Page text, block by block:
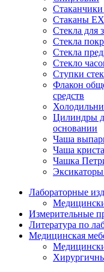
Стаканы
Стекла для
Стекла
Стекла
Стекло
Ступки
Флакон
средств
Цилиндры
основании
Чаша
Чаша
Чашка
Лабораторные
Измерительные
Литература по
Медицинская